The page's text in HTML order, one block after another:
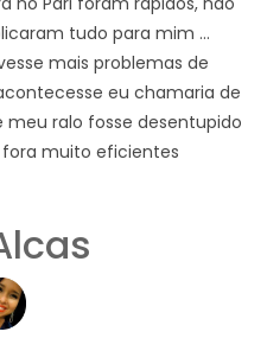
tudo para mim ...
mais problemas de
eu chamaria de
meu ralo fosse desentupido
muito eficientes